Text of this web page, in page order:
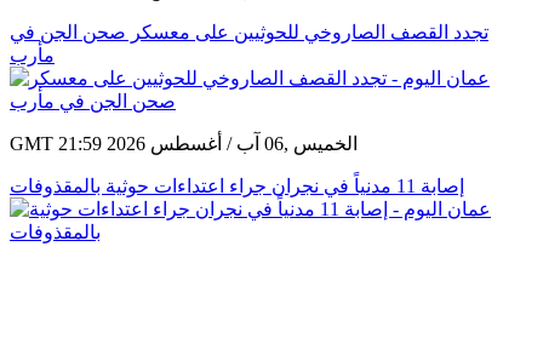
تجدد القصف الصاروخي للحوثيين على معسكر صحن الجن في
مأرب
GMT 21:59 2026 الخميس ,06 آب / أغسطس
إصابة 11 مدنياً في نجران جراء اعتداءات حوثية بالمقذوفات